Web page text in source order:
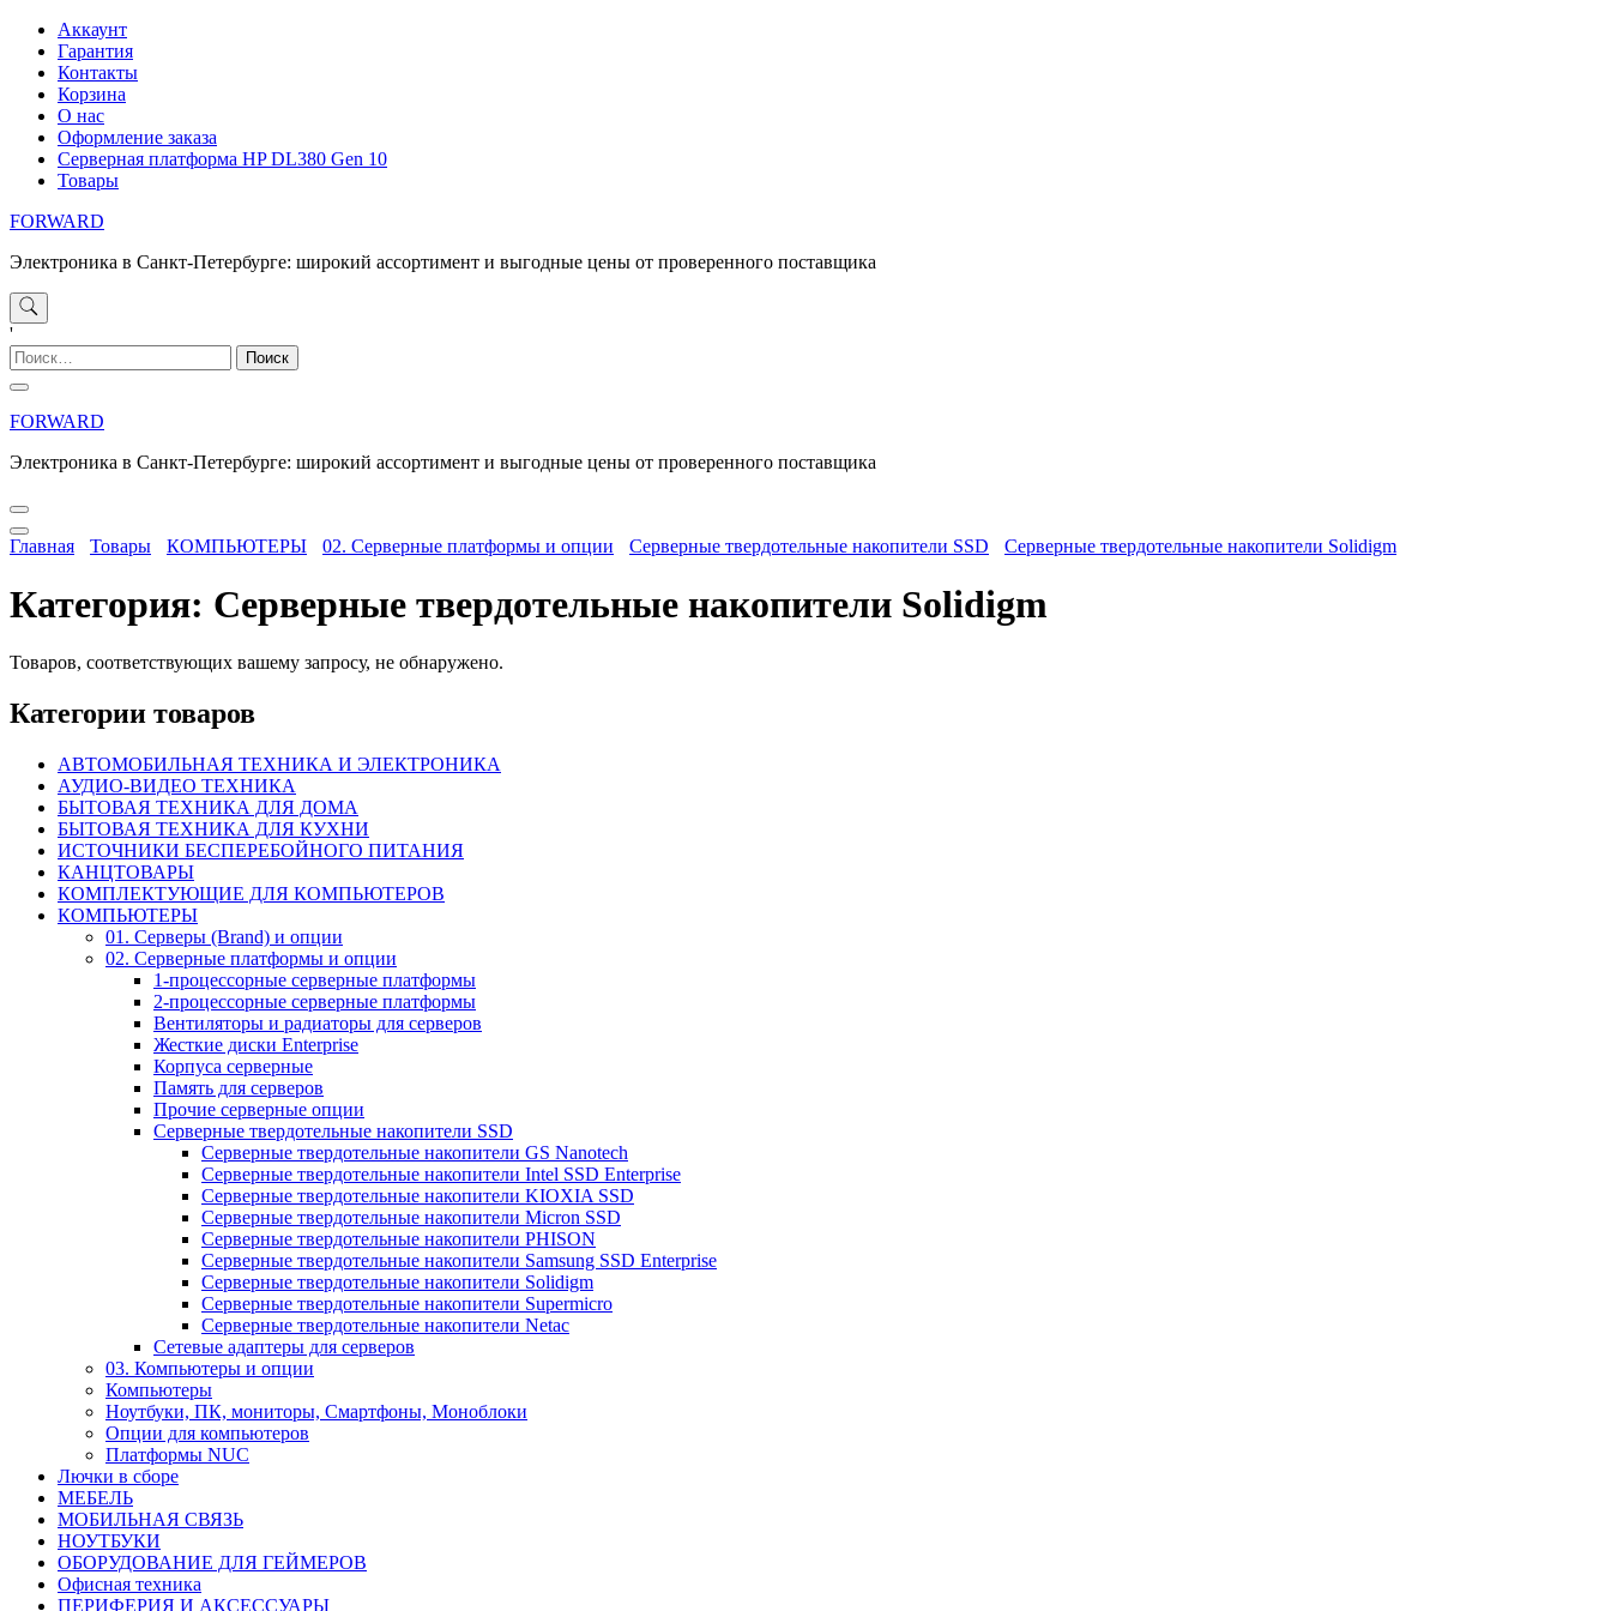
Перейти
содержимому
Аккаунт
Гарантия
Контакты
Корзина
О нас
Оформление заказа
Серверная платформа HP DL380 Gen 10
Товары
FORWARD
Электроника в Санкт-Петербурге: широкий ассортимент и выгодные цены от проверенного поставщика
'
Найти:
FORWARD
Электроника в Санкт-Петербурге: широкий ассортимент и выгодные цены от проверенного поставщика
Главная Товары КОМПЬЮТЕРЫ 02. Серверные платформы и опции Серверные твердотельные накопители SSD Cерверные твердотельные накопители Solidigm
Категория: Cерверные твердотельные накопители Solidigm
Товаров, соответствующих вашему запросу, не обнаружено.
Категории товаров
АВТОМОБИЛЬНАЯ ТЕХНИКА И ЭЛЕКТРОНИКА
АУДИО-ВИДЕО ТЕХНИКА
БЫТОВАЯ ТЕХНИКА ДЛЯ ДОМА
БЫТОВАЯ ТЕХНИКА ДЛЯ КУХНИ
ИСТОЧНИКИ БЕСПЕРЕБОЙНОГО ПИТАНИЯ
КАНЦТОВАРЫ
КОМПЛЕКТУЮЩИЕ ДЛЯ КОМПЬЮТЕРОВ
КОМПЬЮТЕРЫ
01. Серверы (Brand) и опции
02. Серверные платформы и опции
1-процессорные серверные платформы
2-процессорные серверные платформы
Вентиляторы и радиаторы для серверов
Жесткие диски Enterprise
Корпуса серверные
Память для серверов
Прочие серверные опции
Серверные твердотельные накопители SSD
Cерверные твердотельные накопители GS Nanotech
Cерверные твердотельные накопители Intel SSD Enterprise
Cерверные твердотельные накопители KIOXIA SSD
Cерверные твердотельные накопители Micron SSD
Cерверные твердотельные накопители PHISON
Cерверные твердотельные накопители Samsung SSD Enterprise
Cерверные твердотельные накопители Solidigm
Cерверные твердотельные накопители Supermicro
Серверные твердотельные накопители Netac
Сетевые адаптеры для серверов
03. Компьютеры и опции
Компьютеры
Ноутбуки, ПК, мониторы, Смартфоны, Моноблоки
Опции для компьютеров
Платформы NUC
Лючки в сборе
МЕБЕЛЬ
МОБИЛЬНАЯ СВЯЗЬ
НОУТБУКИ
ОБОРУДОВАНИЕ ДЛЯ ГЕЙМЕРОВ
Офисная техника
ПЕРИФЕРИЯ И АКСЕССУАРЫ